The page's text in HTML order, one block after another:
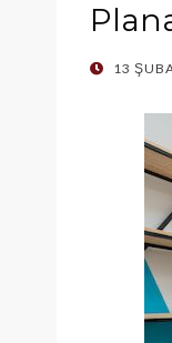
POSTED
13